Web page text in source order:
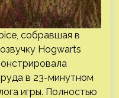
собравшая в
Hogwarts
в 23-минутном
игры. Полностью